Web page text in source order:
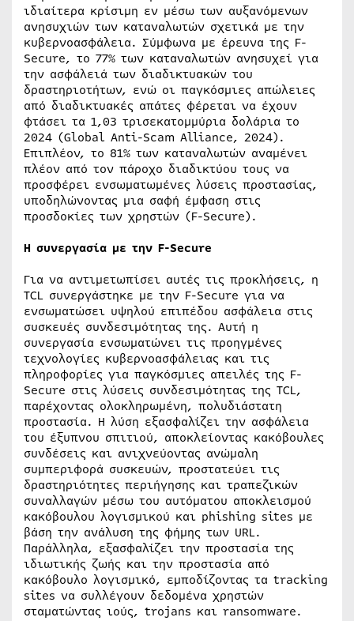
ιδιαίτερα κρίσιμη εν μέσω των αυξανόμενων
ανησυχιών των καταναλωτών σχετικά με την
κυβερνοασφάλεια. Σύμφωνα με έρευνα της F-
Secure, το 77% των καταναλωτών ανησυχεί για
την ασφάλειά των διαδικτυακών του
δραστηριοτήτων, ενώ οι παγκόσμιες απώλειες
από διαδικτυακές απάτες φέρεται να έχουν
φτάσει τα 1,03 τρισεκατομμύρια δολάρια το
2024 (Global Anti-Scam Alliance, 2024).
Επιπλέον, το 81% των καταναλωτών αναμένει
πλέον από τον πάροχο διαδικτύου τους να
προσφέρει ενσωματωμένες λύσεις προστασίας,
υποδηλώνοντας μια σαφή έμφαση στις
προσδοκίες των χρηστών (F-Secure).
Η συνεργασία με την F-Secure
Για να αντιμετωπίσει αυτές τις προκλήσεις, η
TCL συνεργάστηκε με την F-Secure για να
ενσωματώσει υψηλού επιπέδου ασφάλεια στις
συσκευές συνδεσιμότητας της. Αυτή η
συνεργασία ενσωματώνει τις προηγμένες
τεχνολογίες κυβερνοασφάλειας και τις
πληροφορίες για παγκόσμιες απειλές της F-
Secure στις λύσεις συνδεσιμότητας της TCL,
παρέχοντας ολοκληρωμένη, πολυδιάστατη
προστασία. Η λύση εξασφαλίζει την ασφάλεια
του έξυπνου σπιτιού, αποκλείοντας κακόβουλες
συνδέσεις και ανιχνεύοντας ανώμαλη
συμπεριφορά συσκευών, προστατεύει τις
δραστηριότητες περιήγησης και τραπεζικών
συναλλαγών μέσω του αυτόματου αποκλεισμού
κακόβουλου λογισμικού και phishing sites με
βάση την ανάλυση της φήμης των URL.
Παράλληλα, εξασφαλίζει την προστασία της
ιδιωτικής ζωής και την προστασία από
κακόβουλο λογισμικό, εμποδίζοντας τα tracking
sites να συλλέγουν δεδομένα χρηστών
σταματώντας ιούς, trojans και ransomware.